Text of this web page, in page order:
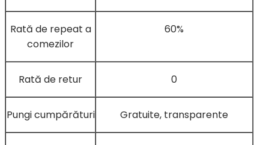
Rată de repeat a
comezilor
60%
Rată de retur 0
Pungi cumpărături Gratuite, transparente